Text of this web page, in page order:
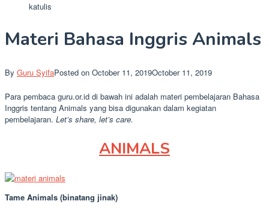
katulis
Materi Bahasa Inggris Animals
By Guru SyifaPosted on October 11, 2019October 11, 2019
Para pembaca guru.or.id di bawah ini adalah materi pembelajaran Bahasa
Inggris tentang Animals yang bisa digunakan dalam kegiatan
pembelajaran. Let’s share, let’s care.
ANIMALS
Tame Animals (binatang jinak)